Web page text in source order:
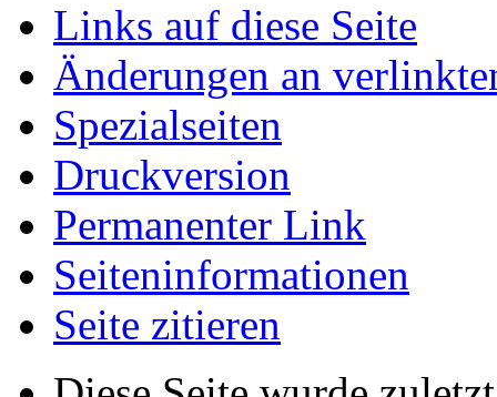
Links auf diese Seite
Änderungen an
Spezialseiten
Druckversion
Permanenter Link
Seiten­informationen
Seite zitieren